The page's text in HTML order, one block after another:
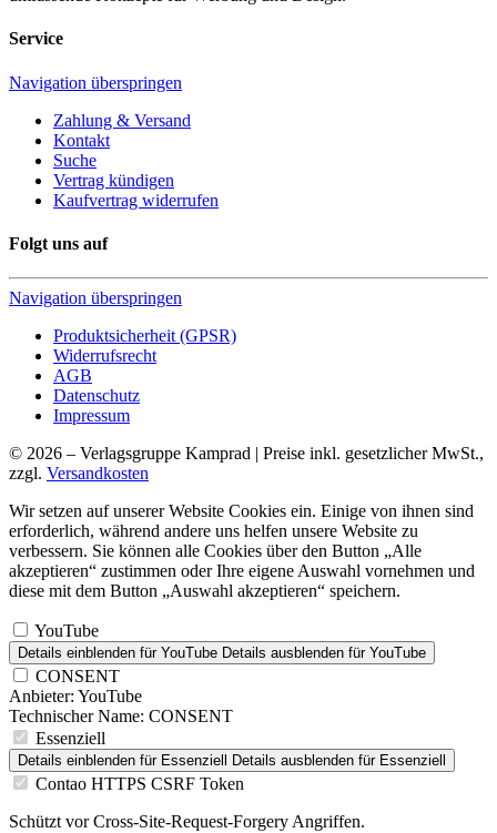
Service
Navigation überspringen
Zahlung & Versand
Kontakt
Suche
Vertrag kündigen
Kaufvertrag widerrufen
Folgt uns auf
Navigation überspringen
Produktsicherheit (GPSR)
Widerrufsrecht
AGB
Datenschutz
Impressum
© 2026 – Verlagsgruppe Kamprad | Preise inkl. gesetzlicher MwSt.,
zzgl. Versandkosten
Wir setzen auf unserer Website Cookies ein. Einige von ihnen sind
erforderlich, während andere uns helfen unsere Website zu
verbessern. Sie können alle Cookies über den Button „Alle
akzeptieren“ zustimmen oder Ihre eigene Auswahl vornehmen und
diese mit dem Button „Auswahl akzeptieren“ speichern.
YouTube
Details einblenden für YouTube Details ausblenden für YouTube
CONSENT
Anbieter: YouTube
Technischer Name: CONSENT
Essenziell
Details einblenden für Essenziell Details ausblenden für Essenziell
Contao HTTPS CSRF Token
Schützt vor Cross-Site-Request-Forgery Angriffen.